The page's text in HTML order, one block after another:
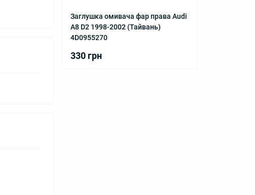
Заглушка омивача фар права Audi
A8 D2 1998-2002 (Тайвань)
4D0955270
330 грн